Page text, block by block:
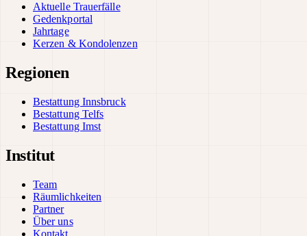
Aktuelle Trauerfälle
Gedenkportal
Jahrtage
Kerzen & Kondolenzen
Regionen
Bestattung Innsbruck
Bestattung Telfs
Bestattung Imst
Institut
Team
Räumlichkeiten
Partner
Über uns
Kontakt